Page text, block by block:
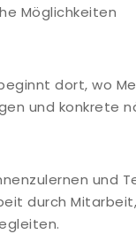
Möglichkeiten
dort, wo
und konkrete
und
durch